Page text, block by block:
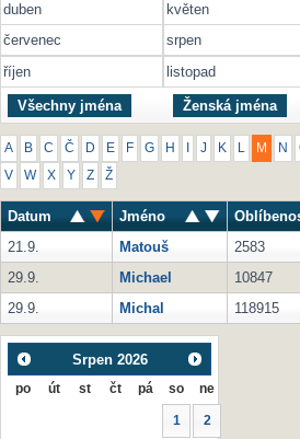
duben
květen
červenec
srpen
říjen
listopad
Všechny jména Ženská jména
A B C Č D E F G H J K M N
V W X Y Z Ž
Datum Jméno
21.9.
Matouš 2583
29.9.
Michael 10847
29.9.
Michal 118915
Srpen 2026
po út st čt pá so ne
1 2